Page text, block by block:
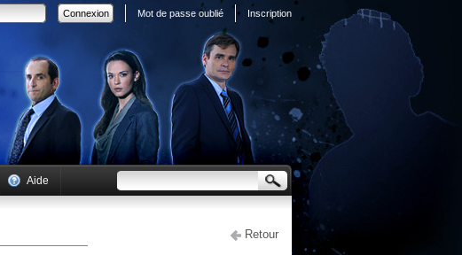
Inscription
Mot de passe oublié
Aide
Retour